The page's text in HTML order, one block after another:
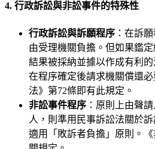
4. 行政訴訟與非訟事件的特殊性
行政訴訟與訴願程序 ：在訴
由受理機關負擔。但如果鑑
結果被採納並據以作成有利
在程序確定後請求機關償還
法》第72條即有此規定。
非訟事件程序 ：原則上由聲
人，則準用民事訴訟法關於
適用「敗訴者負擔」原則。